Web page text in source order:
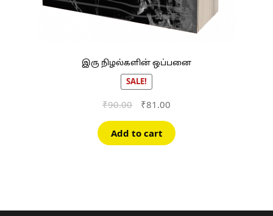
இரு நிழல்களின் ஒப்பனை
SALE!
₹90.00
Original
was:
₹90.00.
₹81.00Current
is:
₹81.00.
Add to cart